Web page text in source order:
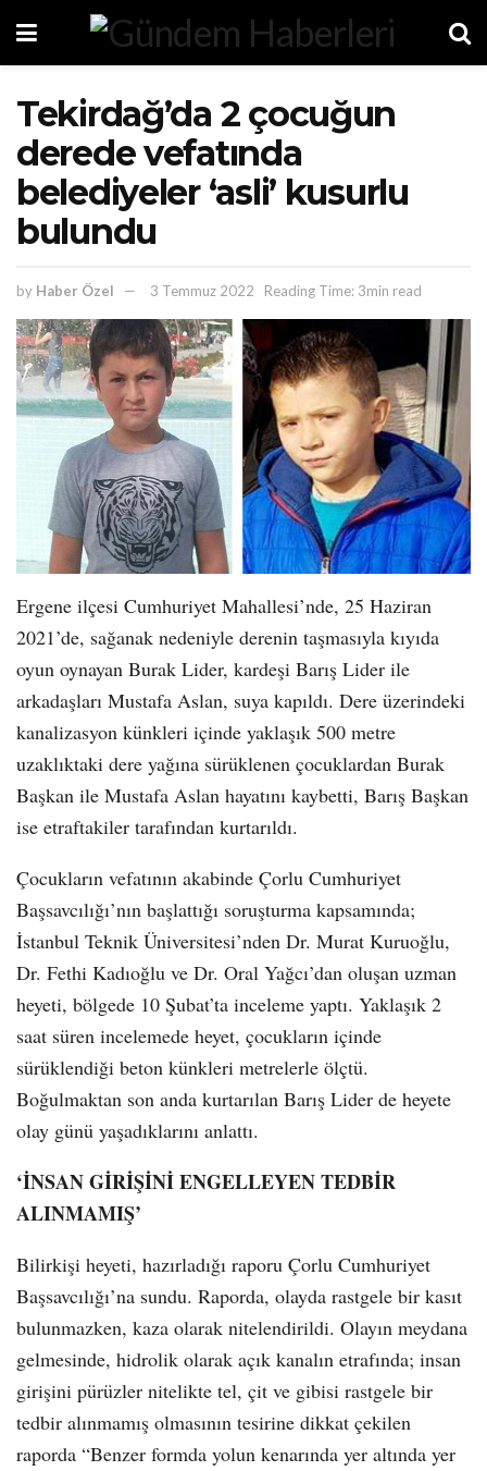
Tekirdağ’da 2 çocuğun
derede vefatında
belediyeler ‘asli’ kusurlu
bulundu
by Haber Özel 3 Temmuz 2022 Reading Time: 3min read
Ergene ilçesi Cumhuriyet Mahallesi’nde, 25 Haziran
2021’de, sağanak nedeniyle derenin taşmasıyla kıyıda
oyun oynayan Burak Lider, kardeşi Barış Lider ile
arkadaşları Mustafa Aslan, suya kapıldı. Dere üzerindeki
kanalizasyon künkleri içinde yaklaşık 500 metre
uzaklıktaki dere yağına sürüklenen çocuklardan Burak
Başkan ile Mustafa Aslan hayatını kaybetti, Barış Başkan
ise etraftakiler tarafından kurtarıldı.
Çocukların vefatının akabinde Çorlu Cumhuriyet
Başsavcılığı’nın başlattığı soruşturma kapsamında;
İstanbul Teknik Üniversitesi’nden Dr. Murat Kuruoğlu,
Dr. Fethi Kadıoğlu ve Dr. Oral Yağcı’dan oluşan uzman
heyeti, bölgede 10 Şubat’ta inceleme yaptı. Yaklaşık 2
saat süren incelemede heyet, çocukların içinde
sürüklendiği beton künkleri metrelerle ölçtü.
Boğulmaktan son anda kurtarılan Barış Lider de heyete
olay günü yaşadıklarını anlattı.
‘İNSAN GİRİŞİNİ ENGELLEYEN TEDBİR
ALINMAMIŞ’
Bilirkişi heyeti, hazırladığı raporu Çorlu Cumhuriyet
Başsavcılığı’na sundu. Raporda, olayda rastgele bir kasıt
bulunmazken, kaza olarak nitelendirildi. Olayın meydana
gelmesinde, hidrolik olarak açık kanalın etrafında; insan
girişini pürüzler nitelikte tel, çit ve gibisi rastgele bir
tedbir alınmamış olmasının tesirine dikkat çekilen
raporda “Benzer formda yolun kenarında yer altında yer